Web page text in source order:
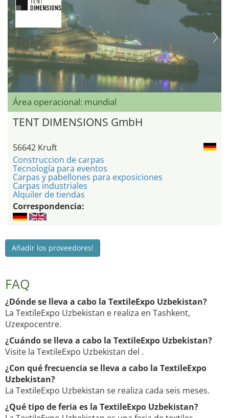
Área operacional: mundial
TENT DIMENSIONS GmbH
56642 Kruft
Construccion de carpas
Tecnología para eventos
Carpas y pabellones para exposiciones
Carpas industriales
Alquiler de tiendas
Correspondencia:
Añadir los proveedores!
FAQ
¿Dónde se lleva a cabo la TextileExpo Uzbekistan?
La TextileExpo Uzbekistan e realiza en Tashkent,
Uzexpocentre.
¿Cuándo se lleva a cabo la TextileExpo Uzbekistan?
Visite la TextileExpo Uzbekistan del .
¿Con qué frecuencia se lleva a cabo la TextileExpo
Uzbekistan?
La TextileExpo Uzbekistan se realiza cada seis meses.
¿Qué tipo de feria es la TextileExpo Uzbekistan?